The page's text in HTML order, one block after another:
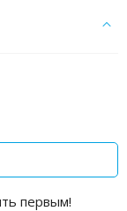
первым!